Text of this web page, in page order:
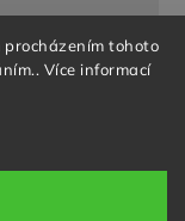
procházením tohoto
Více informací